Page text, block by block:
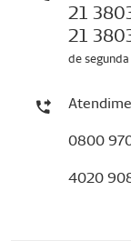
21
21
de
0800
4020